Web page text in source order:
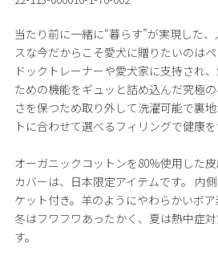
当たり前に一緒に“暮らす”が実現した
スな今だからこそ愛犬に贈りたいのは
ドックトレーナーや愛犬家に支持され
ための機能をギュッと詰め込んだ究極
さを保つため取り外して洗濯可能で裏
トに合わせて選べるフィリングで健康を
オーガニックコットンを80%使用した
カバーは、日本限定アイテムです。 内
ケット付き。羊のようにやわらかいボア
冬はフワフワあったかく、夏は熱中症
す。